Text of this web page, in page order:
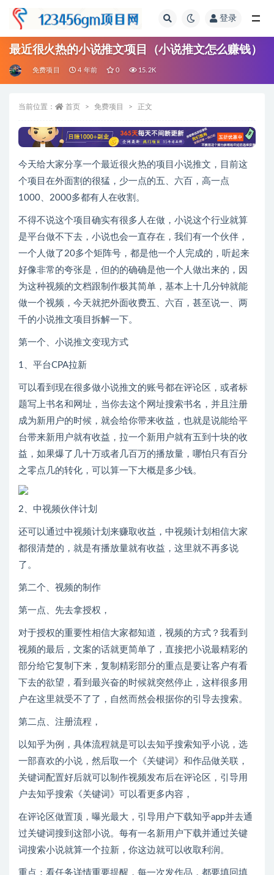
登录
最近很火热的小说推文项目（小说推文怎么赚钱）
免费项目 4 年前 0 15.2K
当前位置： 首页 免费项目 正文
今天给大家分享一个最近很火热的项目小说推文，目前这
个项目在外面割的很猛，少一点的五、六百，高一点
1000、2000多都有人在收割。
不得不说这个项目确实有很多人在做，小说这个行业就算
是平台做不下去，小说也会一直存在，我们有一个伙伴，
一个人做了20多个矩阵号，都是他一个人完成的，听起来
好像非常的夸张是，但的的确确是他一个人做出来的，因
为这种视频的文档跟制作极其简单，基本上十几分钟就能
做一个视频，今天就把外面收费五、六百，甚至说一、两
千的小说推文项目拆解一下。
第一个、小说推文变现方式
1、平台CPA拉新
可以看到现在很多做小说推文的账号都在评论区，或者标
题写上书名和网址，当你去这个网址搜索书名，并且注册
成为新用户的时候，就会给你带来收益，也就是说能给平
台带来新用户就有收益，拉一个新用户就有五到十块的收
益，如果爆了几十万或者几百万的播放量，哪怕只有百分
之零点几的转化，可以算一下大概是多少钱。
2、中视频伙伴计划
还可以通过中视频计划来赚取收益，中视频计划相信大家
都很清楚的，就是有播放量就有收益，这里就不再多说
了。
第二个、视频的制作
第一点、先去拿授权，
对于授权的重要性相信大家都知道，视频的方式？我看到
视频的最后，文案的话就更简单了，直接把小说最精彩的
部分给它复制下来，复制精彩部分的重点是要让客户有看
下去的欲望，看到最兴奋的时候就突然停止，这样很多用
户在这里就受不了了，自然而然会根据你的引导去搜索。
第二点、注册流程，
以知乎为例，具体流程就是可以去知乎搜索知乎小说，选
一部喜欢的小说，然后取一个《关键词》和作品做关联，
关键词配置好后就可以制作视频发布后在评论区，引导用
户去知乎搜索《关键词》可以看更多内容，
在评论区做置顶，曝光最大，引导用户下载知乎app并去通
过关键词搜到这部小说。每有一名新用户下载并通过关键
词搜索小说就算一个拉新，你这边就可以收取利润。
重点：看任务详情重要提醒，每一次发作品，都要填回填